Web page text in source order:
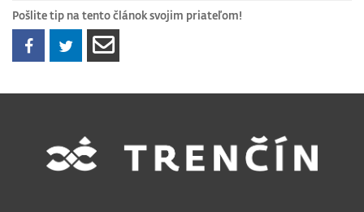
Pošlite tip na tento článok svojim priateľom!